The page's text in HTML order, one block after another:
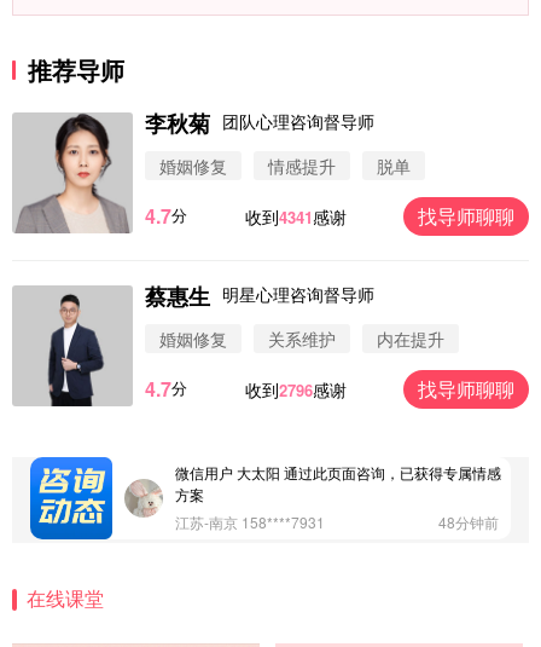
推荐导师
李秋菊 团队心理咨询督导师
婚姻修复
情感提升 脱单
4.7分 收到4341感谢 找导师聊聊
蔡惠生 明星心理咨询督导师
婚姻修复
关系维护 内在提升
4.7分 收到2796感谢 找导师聊聊
微信用户 圆圈 通过此页面咨询，已获得专属情感方
案
微信用户 Vnno 通过此页面咨询，已获得专属情感方
微信用户 大太阳 通过此页面咨询，已获得专属情感
方案
江苏-南京 158****7931
48分钟前
在线课堂